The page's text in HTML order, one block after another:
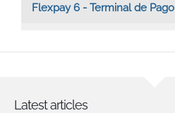
Flexpay 6 - Terminal de Pago
Latest articles